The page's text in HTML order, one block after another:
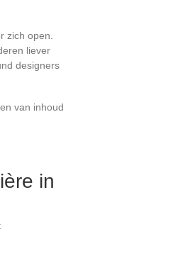
zich open.
liever
designers
van inhoud
in